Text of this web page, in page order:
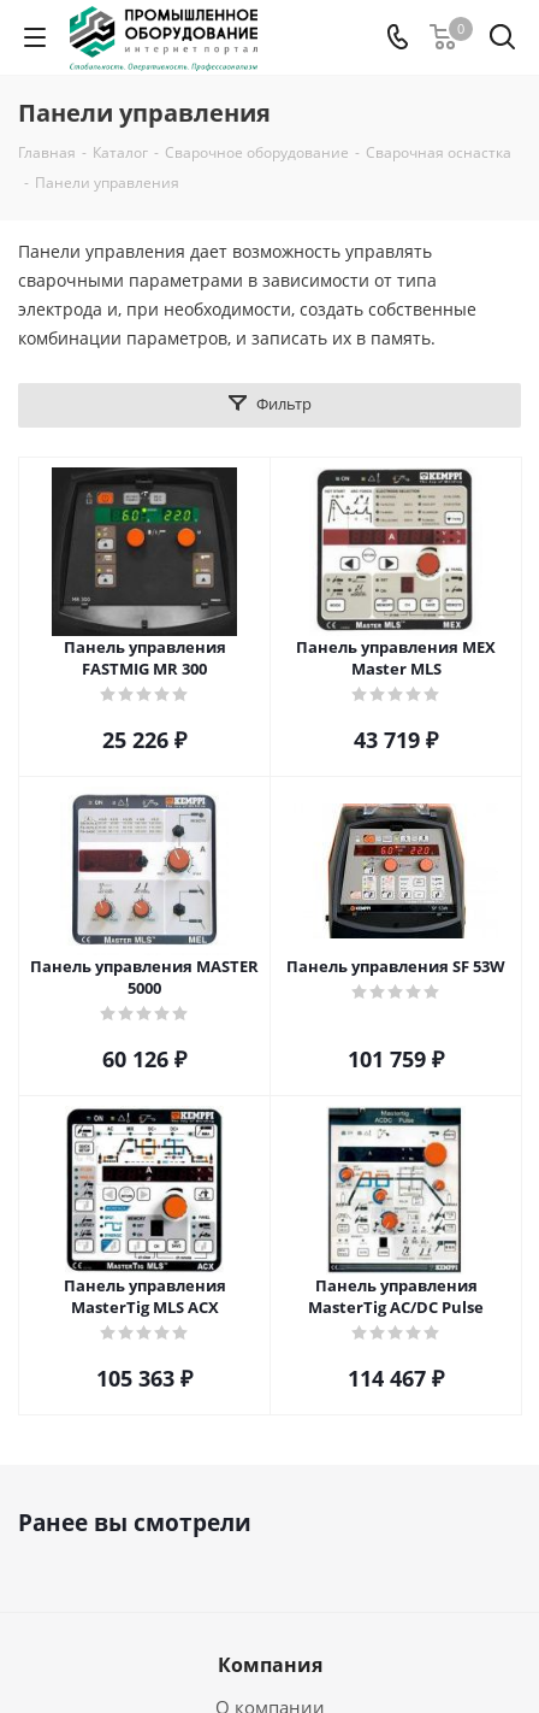
0
Панели управления
Главная - Каталог - Сварочное оборудование - Сварочная оснастка
- Панели управления
Панели управления дает возможность управлять
сварочными параметрами в зависимости от типа
электрода и, при необходимости, создать собственные
комбинации параметров, и записать их в память.
Фильтр
Панель управления
FASTMIG MR 300
25 226 ₽
Панель управления MEX
Master MLS
43 719 ₽
Панель управления MASTER
5000
60 126 ₽
Панель управления SF 53W
101 759 ₽
Панель управления
MasterTig MLS АСХ
105 363 ₽
Панель управления
MasterTig AC/DC Pulse
114 467 ₽
Ранее вы смотрели
Компания
О компании